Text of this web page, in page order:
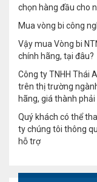
chọn hàng đầu cho
Mua vòng bi công
Vậy mua Vòng bi
chính hãng, tại đâu?
Công ty TNHH Thái
trên thị trường
hãng, giá thành phải
Quý khách có thể
ty chúng tôi thông
hỗ trợ